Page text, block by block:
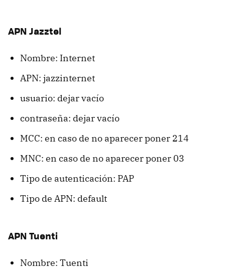
APN Jazztel
Nombre: Internet
APN: jazzinternet
usuario: dejar vacío
contraseña: dejar vacío
MCC: en caso de no aparecer poner 214
MNC: en caso de no aparecer poner 03
Tipo de autenticación: PAP
Tipo de APN: default
APN Tuenti
Nombre: Tuenti